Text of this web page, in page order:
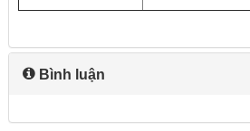
Bình luận